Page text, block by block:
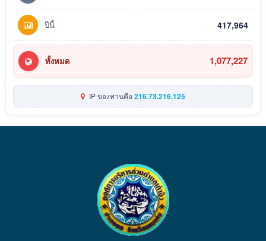
ปีนี้ 417,964
ทั้งหมด 1,077,227
IP ของท่านคือ216.73.216.125